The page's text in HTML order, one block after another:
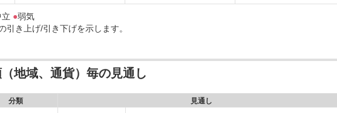
●弱気
引き上げ/引き下げを示します。
地域、通貨）毎の見通し
分類 見通し